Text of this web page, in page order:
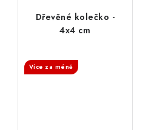
Dřevěné kolečko -
4x4 cm
Více za méně